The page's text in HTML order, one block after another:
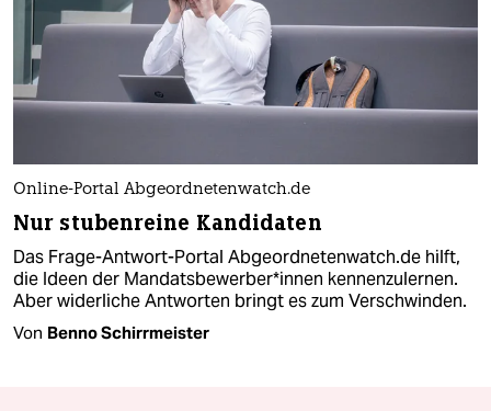
Online-Portal Abgeordnetenwatch.de
Nur stubenreine Kandidaten
Das Frage-Antwort-Portal Abgeordnetenwatch.de hilft,
die Ideen der Mandatsbewerber*innen kennenzulernen.
Aber widerliche Antworten bringt es zum Verschwinden.
Von Benno Schirrmeister